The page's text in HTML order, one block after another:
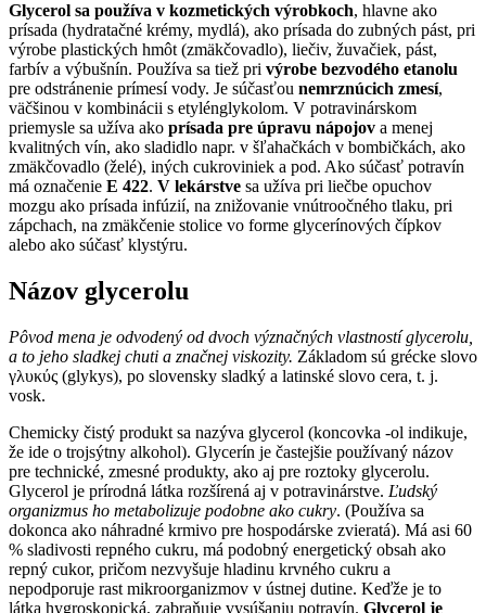
Glycerol sa používa v kozmetických výrobkoch, hlavne ako
prísada (hydratačné krémy, mydlá), ako prísada do zubných pást, pri
výrobe plastických hmôt (zmäkčovadlo), liečiv, žuvačiek, pást,
farbív a výbušnín. Používa sa tiež pri výrobe bezvodého etanolu
pre odstránenie prímesí vody. Je súčasťou nemrznúcich zmesí,
väčšinou v kombinácii s etylénglykolom. V potravinárskom
priemysle sa užíva ako prísada pre úpravu nápojov a menej
kvalitných vín, ako sladidlo napr. v šľahačkách v bombičkách, ako
zmäkčovadlo (želé), iných cukroviniek a pod. Ako súčasť potravín
má označenie E 422. V lekárstve sa užíva pri liečbe opuchov
mozgu ako prísada infúzií, na znižovanie vnútroočného tlaku, pri
zápchach, na zmäkčenie stolice vo forme glycerínových čípkov
alebo ako súčasť klystýru.
Názov glycerolu
Pôvod mena je odvodený od dvoch význačných vlastností glycerolu,
a to jeho sladkej chuti a značnej viskozity. Základom sú grécke slovo
γλυκύς (glykys), po slovensky sladký a latinské slovo cera, t. j.
vosk.
Chemicky čistý produkt sa nazýva glycerol (koncovka -ol indikuje,
že ide o trojsýtny alkohol). Glycerín je častejšie používaný názov
pre technické, zmesné produkty, ako aj pre roztoky glycerolu.
Glycerol je prírodná látka rozšírená aj v potravinárstve. Ľudský
organizmus ho metabolizuje podobne ako cukry. (Používa sa
dokonca ako náhradné krmivo pre hospodárske zvieratá). Má asi 60
% sladivosti repného cukru, má podobný energetický obsah ako
repný cukor, pričom nezvyšuje hladinu krvného cukru a
nepodporuje rast mikroorganizmov v ústnej dutine. Keďže je to
látka hygroskopická, zabraňuje vysúšaniu potravín. Glycerol je